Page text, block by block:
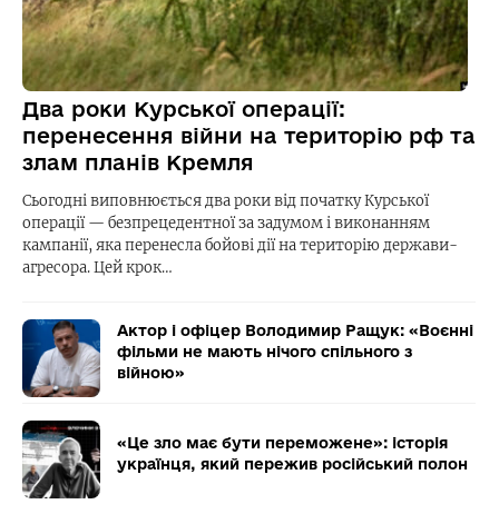
Два роки Курської операції:
перенесення війни на територію рф та
злам планів Кремля
Сьогодні виповнюється два роки від початку Курської
операції — безпрецедентної за задумом і виконанням
кампанії, яка перенесла бойові дії на територію держави-
агресора. Цей крок…
Актор і офіцер Володимир Ращук: «Воєнні
фільми не мають нічого спільного з
війною»
«Це зло має бути переможене»: історія
українця, який пережив російський полон